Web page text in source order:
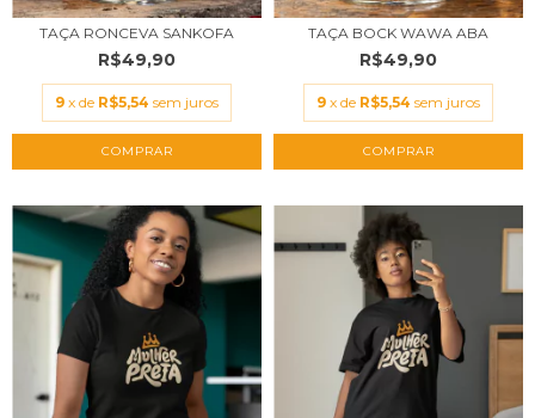
TAÇA RONCEVA SANKOFA
R$49,90
9 x de R$5,54 sem juros
TAÇA BOCK WAWA ABA
R$49,90
9 x de R$5,54 sem juros